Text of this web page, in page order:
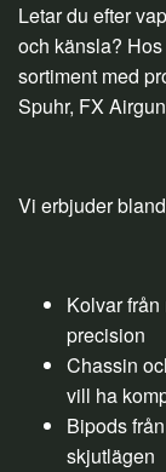
Letar du efter
och känsla?
sortiment med
Spuhr, FX
Vi erbjuder
Kolvar
precision
Chassin
vill ha
Bipods
skjutlägen